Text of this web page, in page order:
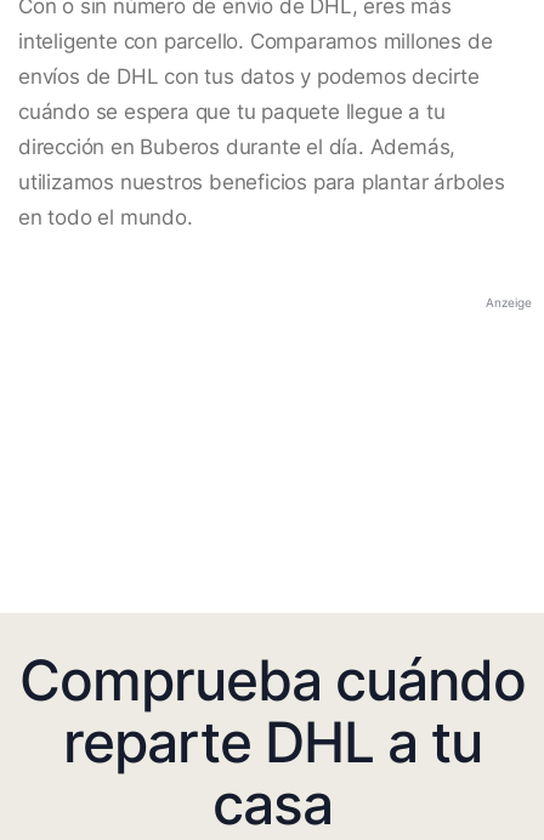
Con o sin número de envío de DHL, eres más
inteligente con parcello. Comparamos millones de
envíos de DHL con tus datos y podemos decirte
cuándo se espera que tu paquete llegue a tu
dirección en Buberos durante el día. Además,
utilizamos nuestros beneficios para plantar árboles
en todo el mundo.
Anzeige
Comprueba cuándo
reparte DHL a tu
casa